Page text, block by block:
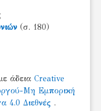
(σ. 180)
άδεια Creative
Μη Εμπορική
4.0 Διεθνές .